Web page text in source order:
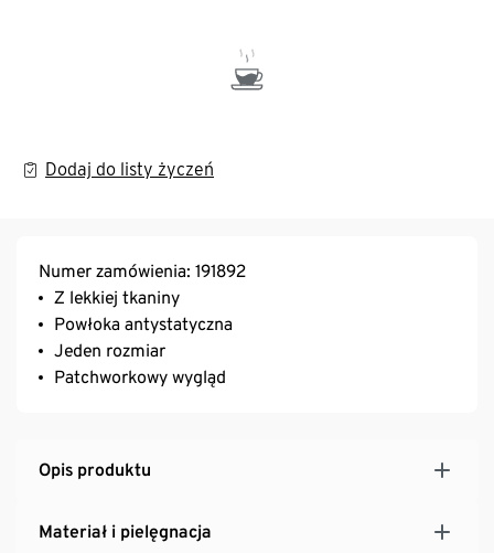
Dodaj do listy życzeń
Numer zamówienia: 191892
Z lekkiej tkaniny
Powłoka antystatyczna
Jeden rozmiar
Patchworkowy wygląd
Opis produktu
Materiał i pielęgnacja